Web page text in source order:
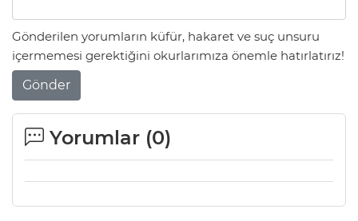
Gönderilen yorumların küfür, hakaret ve suç unsuru
içermemesi gerektiğini okurlarımıza önemle hatırlatırız!
Gönder
Yorumlar (0)